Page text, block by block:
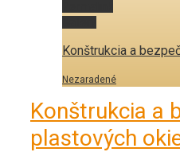
Konštrukcia a
Nezaradené
Konštrukcia a
plastových